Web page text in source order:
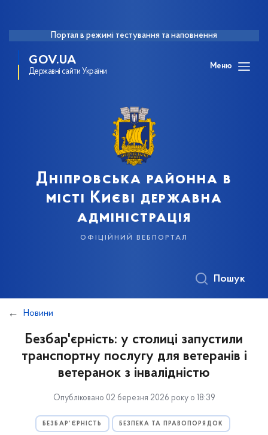
Портал в режимі тестування та наповнення
GOV.UA
Державні сайти України
Меню
Дніпровська районна в
місті Києві державна
адміністрація
офіційний вебпортал
Пошук
Новини
Безбар'єрність: у столиці запустили
транспортну послугу для ветеранів і
ветеранок з інвалідністю
Опубліковано 02 березня 2026 року о 18:39
БЕЗБАР’ЄРНІСТЬ БЕЗПЕКА ТА ПРАВОПОРЯДОК